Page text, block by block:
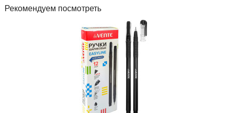
Рекомендуем посмотреть